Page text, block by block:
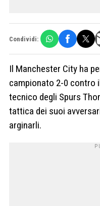
Condividi:
Il Manchester City ha
campionato 2-0 contro
tecnico degli Spurs
tattica dei suoi
arginarli.